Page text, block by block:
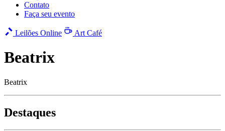
Contato
Faça seu evento
Leilões Online Art Café
Beatrix
Beatrix
Destaques